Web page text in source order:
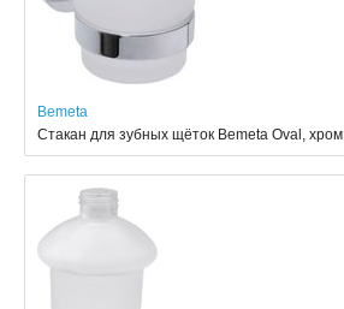
Bemeta
Стакан для зубных щёток Bemeta Oval, хром